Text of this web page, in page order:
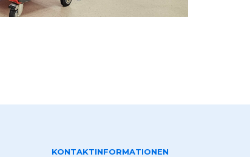
KONTAKTINFORMATIONEN